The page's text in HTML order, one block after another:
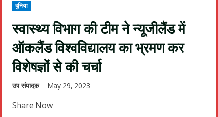
दुनिया
स्वास्थ्य विभाग की टीम ने न्यूजीलैंड में
ऑकलैंड विश्वविद्यालय का भ्रमण कर
विशेषज्ञों से की चर्चा
उप संपादक May 29, 2023
Share Now